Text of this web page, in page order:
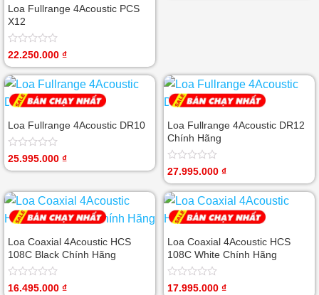
Loa Fullrange 4Acoustic PCS
X12
Được
hạng
0
5
sao
22.250.000 ₫
Loa Fullrange 4Acoustic DR10
Được
5
sao
25.995.000 ₫
Loa Fullrange 4Acoustic DR12
Chính Hãng
Được
hạng
0
5
sao
27.995.000 ₫
Loa Coaxial 4Acoustic HCS
108C Black Chính Hãng
Được
16.495.000 ₫
Loa Coaxial 4Acoustic HCS
108C White Chính Hãng
Được
17.995.000 ₫